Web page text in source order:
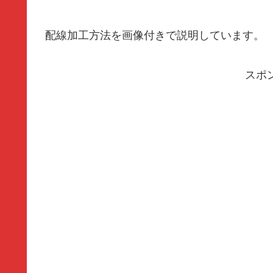
配線加工方法を画像付きで説明しています。
スポ